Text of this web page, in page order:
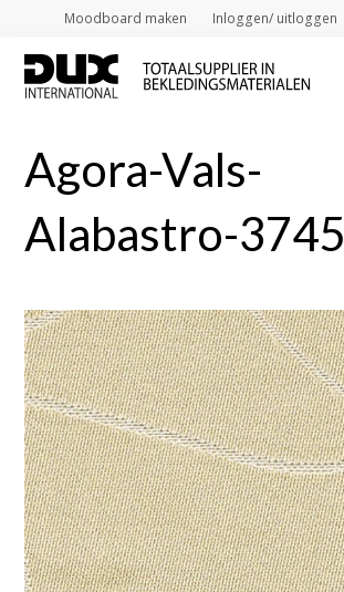
Moodboard maken Inloggen/ uitloggen
Agora-Vals-
Alabastro-3745